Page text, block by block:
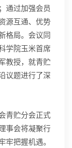
通过加强会员
源互通、优势
格局。会议同
学院玉米首席
教授，就青贮
议题进行了深
青贮分会正式
事会将凝聚行
牢把握机遇。